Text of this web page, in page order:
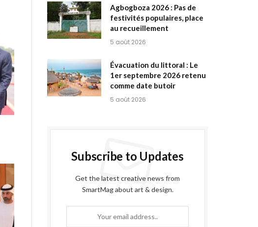
Agbogboza 2026 : Pas de
festivités populaires, place
au recueillement
5 août 2026
Évacuation du littoral : Le
1er septembre 2026 retenu
comme date butoir
5 août 2026
Subscribe to Updates
Get the latest creative news from
SmartMag about art & design.